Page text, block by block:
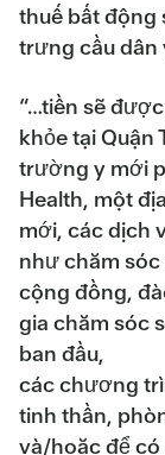
thuế bất động
trưng cầu dân
“…tiền sẽ
khỏe tại Quận
trường y mới
Health, một
mới, các dịch
như chăm
cộng đồng,
gia chăm sóc
ban đầu,
các chương
tinh thần,
và/hoặc để